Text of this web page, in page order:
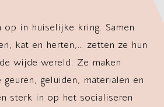
op in huiselijke kring. Samen
kat en herten,… zetten ze hun
wijde wereld. Ze maken
geluiden, materialen en
sterk in op het socialiseren